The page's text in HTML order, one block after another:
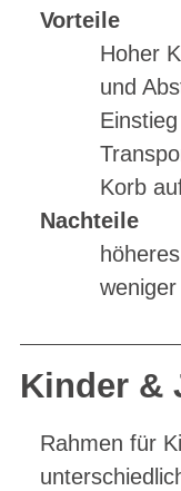
Vorteile
Hoher
und
Einstieg
Korb
Nachteile
Kinder &
Rahmen für